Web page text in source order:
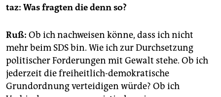
taz: Was fragten die denn so?
Ruß: Ob ich nachweisen könne, dass ich nicht
mehr beim SDS bin. Wie ich zur Durchsetzung
politischer Forderungen mit Gewalt stehe. Ob ich
jederzeit die freiheitlich-demokratische
Grundordnung verteidigen würde? Ob ich